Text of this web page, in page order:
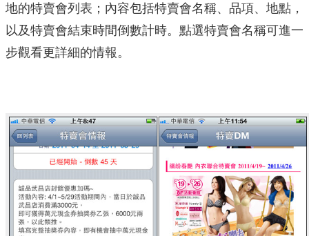
地的特賣會列表；內容包括特賣會名稱、品項、地點，
以及特賣會結束時間倒數計時。點選特賣會名稱可進一
步觀看更詳細的情報。